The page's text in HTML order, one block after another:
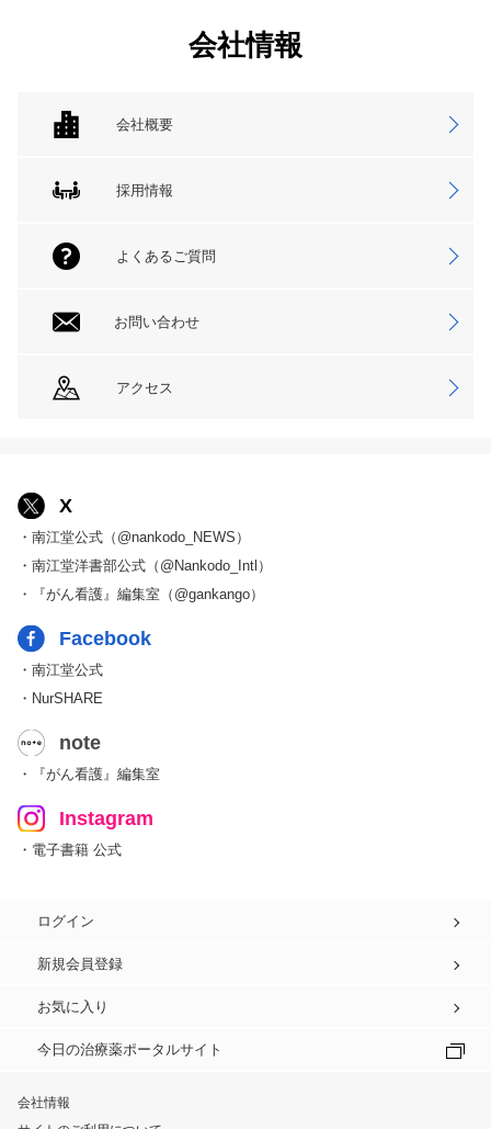
会社情報
会社概要
採用情報
よくあるご質問
お問い合わせ
アクセス
X
・南江堂公式（@nankodo_NEWS）
・南江堂洋書部公式（@Nankodo_Intl）
・『がん看護』編集室（@gankango）
Facebook
・南江堂公式
・NurSHARE
note
・『がん看護』編集室
Instagram
・電子書籍 公式
ログイン
新規会員登録
お気に入り
今日の治療薬ポータルサイト
会社情報